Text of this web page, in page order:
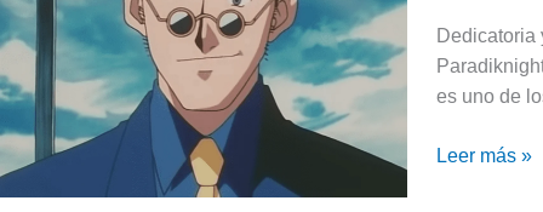
Dedicatoria
es uno de
de
Leorio
Paradiknight
Hunter
Leer más »